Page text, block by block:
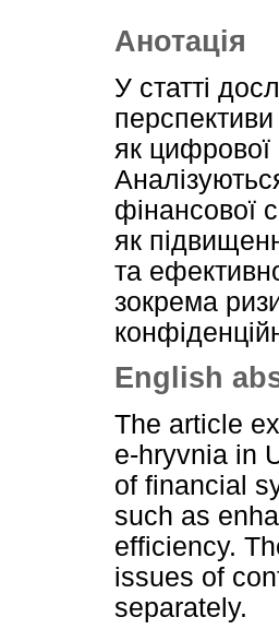
Анотація
У статті
як цифрової
фінансової
як
та
зокрема
English
The article
e-hryvnia in
of financial
such as
efficiency.
issues of
separately.